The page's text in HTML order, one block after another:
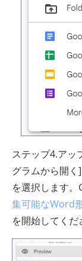
ステップ4.アッ
グラムから開
を選択します
集可能なWord
を開始してくだ